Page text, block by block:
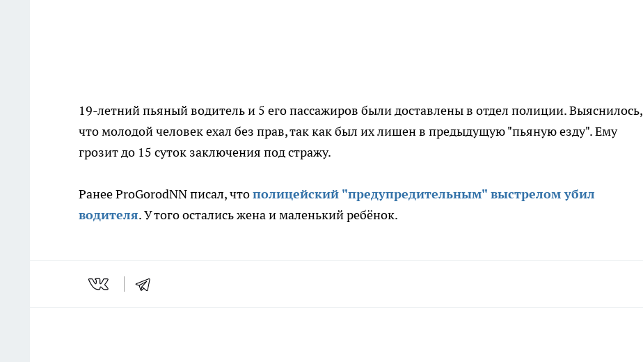
19-летний пьяный водитель и 5 его пассажиров были доставлены в отдел полиции. Выяснилось,
что молодой человек ехал без прав, так как был их лишен в предыдущую "пьяную езду". Ему
грозит до 15 суток заключения под стражу.
Ранее ProGorodNN писал, чтополицейский "предупредительным" выстрелом убил
водителя. У того остались жена и маленький ребёнок.